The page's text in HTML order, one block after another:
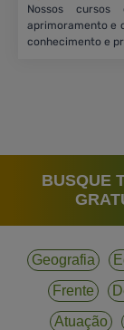
Nossos
aprimoramento e
conhecimento e
BUSQUE
Geografia
Frente
Atuação